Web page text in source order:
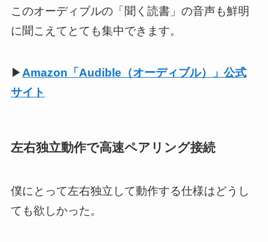
このオーディブルの「聞く読書」の音声も鮮明
に聞こえてとても集中できます。
▶Amazon「Audible（オーディブル）」公式
サイト
左右独立動作で高速ペアリング接続
僕にとって左右独立して動作する仕様はどうし
ても欲しかった。